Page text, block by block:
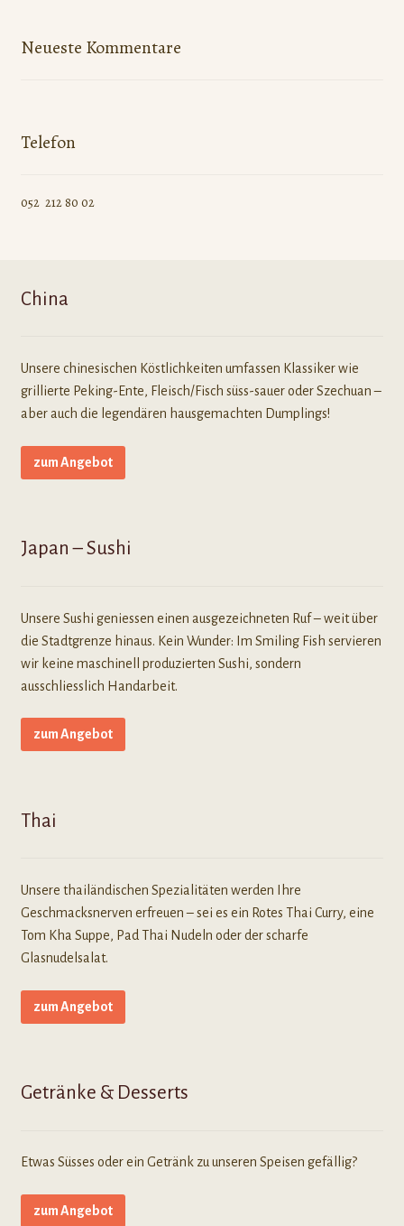
Neueste Kommentare
Telefon
052 212 80 02
China
Unsere chinesischen Köstlichkeiten umfassen Klassiker wie
grillierte Peking-Ente, Fleisch/Fisch süss-sauer oder Szechuan –
aber auch die legendären hausgemachten Dumplings!
zum Angebot
Japan – Sushi
Unsere Sushi geniessen einen ausgezeichneten Ruf – weit über
die Stadtgrenze hinaus. Kein Wunder: Im Smiling Fish servieren
wir keine maschinell produzierten Sushi, sondern
ausschliesslich Handarbeit.
zum Angebot
Thai
Unsere thailändischen Spezialitäten werden Ihre
Geschmacksnerven erfreuen – sei es ein Rotes Thai Curry, eine
Tom Kha Suppe, Pad Thai Nudeln oder der scharfe
Glasnudelsalat.
zum Angebot
Getränke & Desserts
Etwas Süsses oder ein Getränk zu unseren Speisen gefällig?
zum Angebot